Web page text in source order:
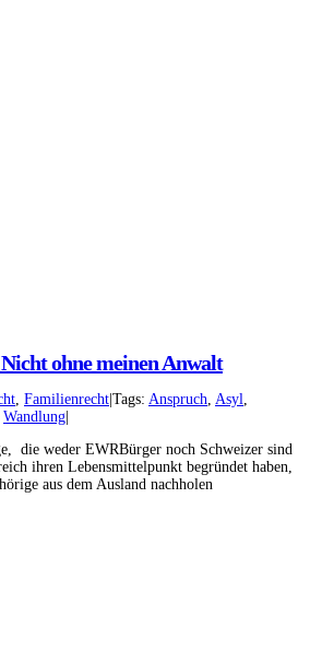
ohne meinen Anwalt
, Familienrecht Tags: Anspruch, Asyl,
Wandlung
die weder EWRBürger noch Schweizer sind
ihren Lebensmittelpunkt begründet haben,
aus dem Ausland nachholen